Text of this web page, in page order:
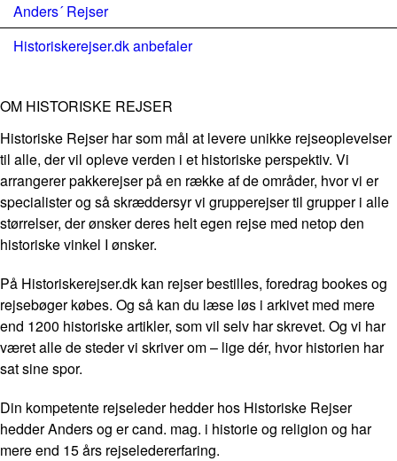
Anders´ Rejser
Historiskerejser.dk anbefaler
OM HISTORISKE REJSER
Historiske Rejser har som mål at levere unikke rejseoplevelser
til alle, der vil opleve verden i et historiske perspektiv. Vi
arrangerer pakkerejser på en række af de områder, hvor vi er
specialister og så skræddersyr vi grupperejser til grupper i alle
størrelser, der ønsker deres helt egen rejse med netop den
historiske vinkel I ønsker.
På Historiskerejser.dk kan rejser bestilles, foredrag bookes og
rejsebøger købes. Og så kan du læse løs i arkivet med mere
end 1200 historiske artikler, som vil selv har skrevet. Og vi har
været alle de steder vi skriver om – lige dér, hvor historien har
sat sine spor.
Din kompetente rejseleder hedder hos Historiske Rejser
hedder Anders og er cand. mag. i historie og religion og har
mere end 15 års rejseledererfaring.